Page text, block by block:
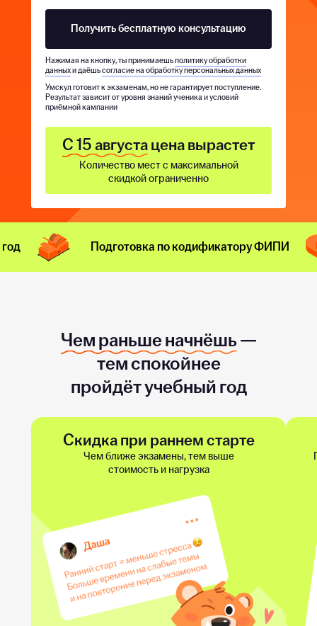
Количество мест с максимальной
скидкой ограниченно
С 15 августацена вырастет
Нажимая на кнопку, ты принимаешьполитику обработки
данныхи даёшьсогласие на обработку персональных данных
Умскул готовит к экзаменам, но не гарантирует поступление.
Результат зависит от уровня знаний ученика и условий
приёмной кампании
Получить бесплатную консультацию
Подготовка по кодификатору ФИПИ
Чем раньше начнёшь—
тем спокойнее
пройдёт учебный год
Скидка при раннем старте
Чем ближе экзамены, тем выше
стоимость и нагрузка